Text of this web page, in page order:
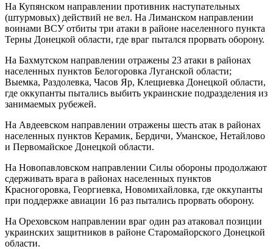
На Купянском направлении противник наступательных
(штурмовых) действий не вел. На Лиманском направлении
воинами ВСУ отбиты три атаки в районе населенного пункта
Терны Донецкой области, где враг пытался прорвать оборону.
На Бахмутском направлении отражены 23 атаки в районах
населенных пунктов Белогоровка Луганской области;
Выемка, Раздолевка, Часов Яр, Клещиевка Донецкой области,
где оккупанты пытались выбить украинские подразделения из
занимаемых рубежей.
На Авдеевском направлении отражены шесть атак в районах
населенных пунктов Керамик, Бердичи, Уманское, Нетайлово
и Первомайское Донецкой области.
На Новопавловском направлении Силы обороны продолжают
сдерживать врага в районах населенных пунктов
Красногоровка, Георгиевка, Новомихайловка, где оккупанты
при поддержке авиации 16 раз пытались прорвать оборону.
На Ореховском направлении враг один раз атаковал позиции
украинских защитников в районе Старомайорского Донецкой
области.